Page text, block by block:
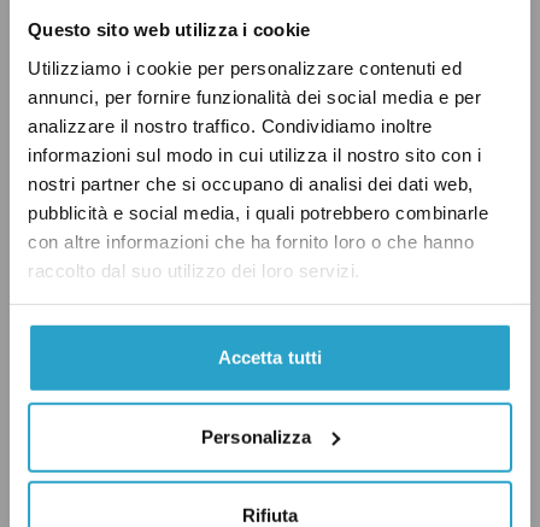
Questo sito web utilizza i cookie
Utilizziamo i cookie per personalizzare contenuti ed
annunci, per fornire funzionalità dei social media e per
analizzare il nostro traffico. Condividiamo inoltre
informazioni sul modo in cui utilizza il nostro sito con i
nostri partner che si occupano di analisi dei dati web,
pubblicità e social media, i quali potrebbero combinarle
con altre informazioni che ha fornito loro o che hanno
raccolto dal suo utilizzo dei loro servizi.
Accetta tutti
Personalizza
Rifiuta
LEGGI ANCHE:I dati di Nordio sui detenuti
assolti non tornano
Una sottostima del fenomeno
Come spiega
il Ministero della Giustizia nel
istituti penitenziari italiani, il numero di posti
della capienza regolamentare delle carceri è
calcolata considerando 9 metri quadrati a
disposizione di ogni singolo detenuto, a cui si
aggiungono 5 metri quadrati per ogni altro
detenuto presente. Il dato sulla capienza